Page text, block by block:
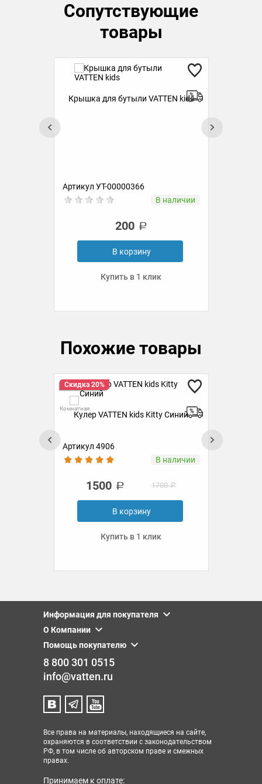
Сопутствующие
товары
Крышка для бутыли VATTEN kids
Артикул УТ-00000366
В наличии
200
В корзину
Купить в 1 клик
Похожие товары
Скидка 20%
Комнатная
Кулер VATTEN kids Kitty Синий
Артикул 4906
В наличии
1500 1700
В корзину
Купить в 1 клик
Информация для покупателя
О Компании
Помощь покупателю
8 800 301 0515
info@vatten.ru
Все права на материалы, находящиеся на сайте,
охраняются в соответствии с законодательством
РФ, в том числе об авторском праве и смежных
правах.
Принимаем к оплате: